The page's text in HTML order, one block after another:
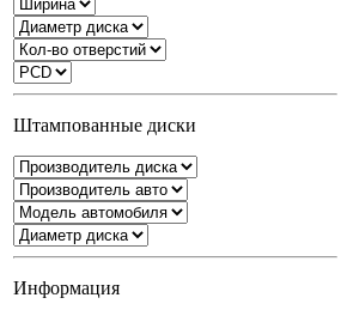
Штампованные диски
Информация